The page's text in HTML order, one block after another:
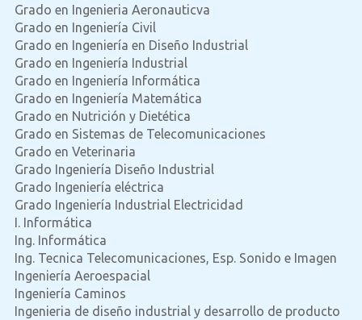
Grado en Ingenieria Aeronauticva
Grado en Ingeniería Civil
Grado en Ingeniería en Diseño Industrial
Grado en Ingeniería Industrial
Grado en Ingeniería Informática
Grado en Ingeniería Matemática
Grado en Nutrición y Dietética
Grado en Sistemas de Telecomunicaciones
Grado en Veterinaria
Grado Ingeniería Diseño Industrial
Grado Ingeniería eléctrica
Grado Ingeniería Industrial Electricidad
I. Informática
Ing. Informática
Ing. Tecnica Telecomunicaciones, Esp. Sonido e Imagen
Ingeniería Aeroespacial
Ingeniería Caminos
Ingenieria de diseño industrial y desarrollo de producto